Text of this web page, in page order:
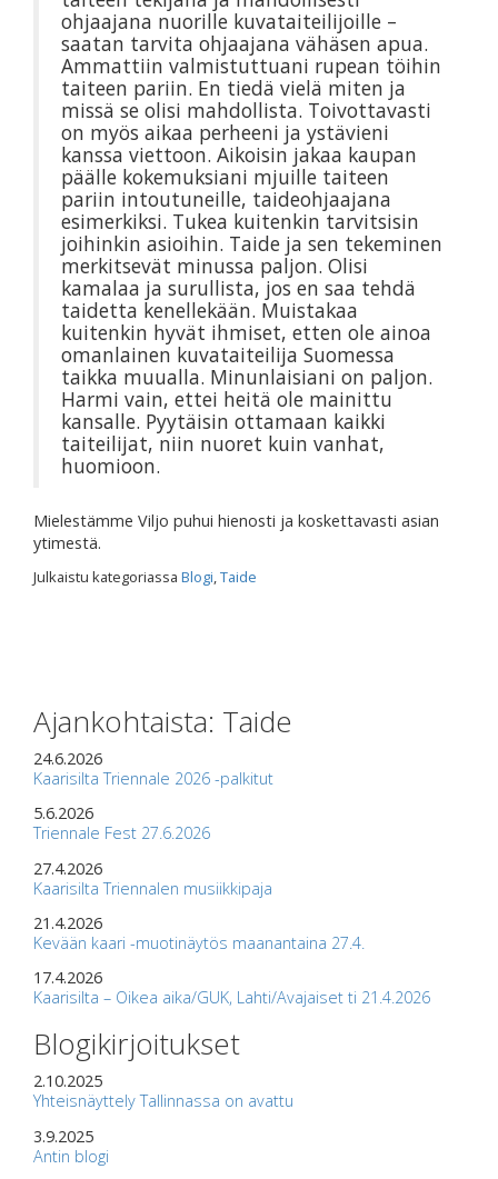
ohjaajana nuorille kuvataiteilijoille –
saatan tarvita ohjaajana vähäsen apua.
Ammattiin valmistuttuani rupean töihin
taiteen pariin. En tiedä vielä miten ja
missä se olisi mahdollista. Toivottavasti
on myös aikaa perheeni ja ystävieni
kanssa viettoon. Aikoisin jakaa kaupan
päälle kokemuksiani mjuille taiteen
pariin intoutuneille, taideohjaajana
esimerkiksi. Tukea kuitenkin tarvitsisin
joihinkin asioihin. Taide ja sen tekeminen
merkitsevät minussa paljon. Olisi
kamalaa ja surullista, jos en saa tehdä
taidetta kenellekään. Muistakaa
kuitenkin hyvät ihmiset, etten ole ainoa
omanlainen kuvataiteilija Suomessa
taikka muualla. Minunlaisiani on paljon.
Harmi vain, ettei heitä ole mainittu
kansalle. Pyytäisin ottamaan kaikki
taiteilijat, niin nuoret kuin vanhat,
huomioon.
Mielestämme Viljo puhui hienosti ja koskettavasti asian
ytimestä.
Julkaistu kategoriassa Blogi,Taide
Ajankohtaista: Taide
24.6.2026
Kaarisilta Triennale 2026 -palkitut
5.6.2026
Triennale Fest 27.6.2026
27.4.2026
Kaarisilta Triennalen musiikkipaja
21.4.2026
Kevään kaari -muotinäytös maanantaina 27.4.
17.4.2026
Kaarisilta – Oikea aika/GUK, Lahti/Avajaiset ti 21.4.2026
Blogikirjoitukset
2.10.2025
Yhteisnäyttely Tallinnassa on avattu
3.9.2025
Antin blogi